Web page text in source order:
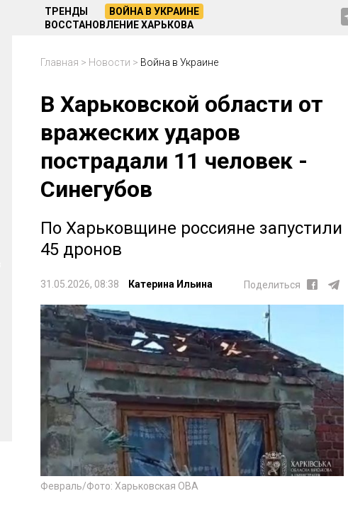
ТРЕНДЫ
ВОЙНА В УКРАИНЕ
ВОССТАНОВЛЕНИЕ ХАРЬКОВА
Главная > Новости > Война в Украине
В Харьковской области от
вражеских ударов
пострадали 11 человек -
Синегубов
По Харьковщине россияне запустили
45 дронов
31.05.2026, 08:38 Катерина Ильина Поделиться
Февраль/Фото: Харьковская ОВА